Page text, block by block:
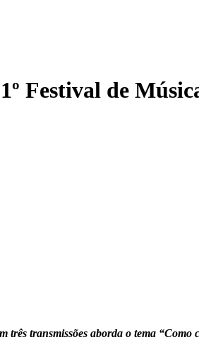
Festival de
três transmissões aborda o tema